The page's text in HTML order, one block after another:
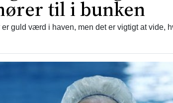
til i bunken
guld værd i haven, men det er vigtigt at vide,